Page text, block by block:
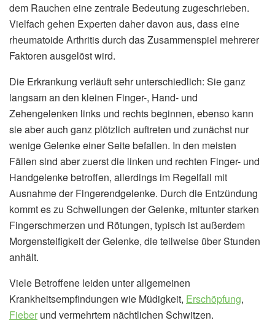
dem Rauchen eine zentrale Bedeutung zugeschrieben.
Vielfach gehen Experten daher davon aus, dass eine
rheumatoide Arthritis durch das Zusammenspiel mehrerer
Faktoren ausgelöst wird.
Die Erkrankung verläuft sehr unterschiedlich: Sie ganz
langsam an den kleinen Finger-, Hand- und
Zehengelenken links und rechts beginnen, ebenso kann
sie aber auch ganz plötzlich auftreten und zunächst nur
wenige Gelenke einer Seite befallen. In den meisten
Fällen sind aber zuerst die linken und rechten Finger- und
Handgelenke betroffen, allerdings im Regelfall mit
Ausnahme der Fingerendgelenke. Durch die Entzündung
kommt es zu Schwellungen der Gelenke, mitunter starken
Fingerschmerzen und Rötungen, typisch ist außerdem
Morgensteifigkeit der Gelenke, die teilweise über Stunden
anhält.
Viele Betroffene leiden unter allgemeinen
Krankheitsempfindungen wie Müdigkeit, Erschöpfung,
Fieber und vermehrtem nächtlichen Schwitzen.